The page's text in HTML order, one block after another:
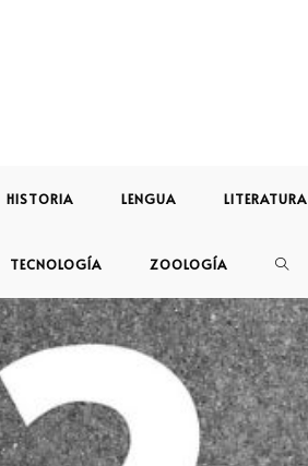
HISTORIA LENGUA LITERATURA
TECNOLOGÍA ZOOLOGÍA